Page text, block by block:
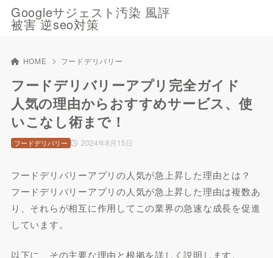
Googleサジェスト汚染 風評
被害 逆seo対策
HOME フードデリバリー
フードデリバリーアプリ完全ガイド
人気の理由からおすすめサービス、使
いこなし術まで！
2024年8月15日
フードデリバリー
フードデリバリーアプリの人気が急上昇した理由とは？
フードデリバリーアプリの人気が急上昇した理由は複数あ
り、それらが相互に作用してこの業界の急速な成長を促進
しています。
以下に、その主要な理由と根拠を詳しく説明します。